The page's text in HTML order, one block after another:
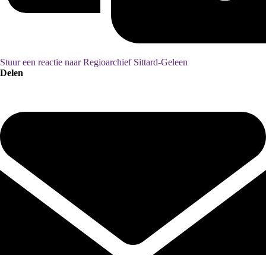
Stuur een reactie naar Regioarchief Sittard-Geleen
Delen